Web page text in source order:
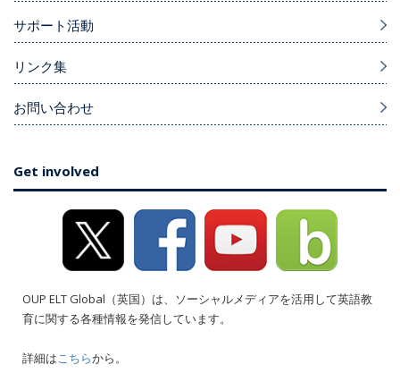
サポート活動
リンク集
お問い合わせ
Get involved
OUP ELT Global（英国）は、ソーシャルメディアを活用して英語教
育に関する各種情報を発信しています。
詳細はこちらから。